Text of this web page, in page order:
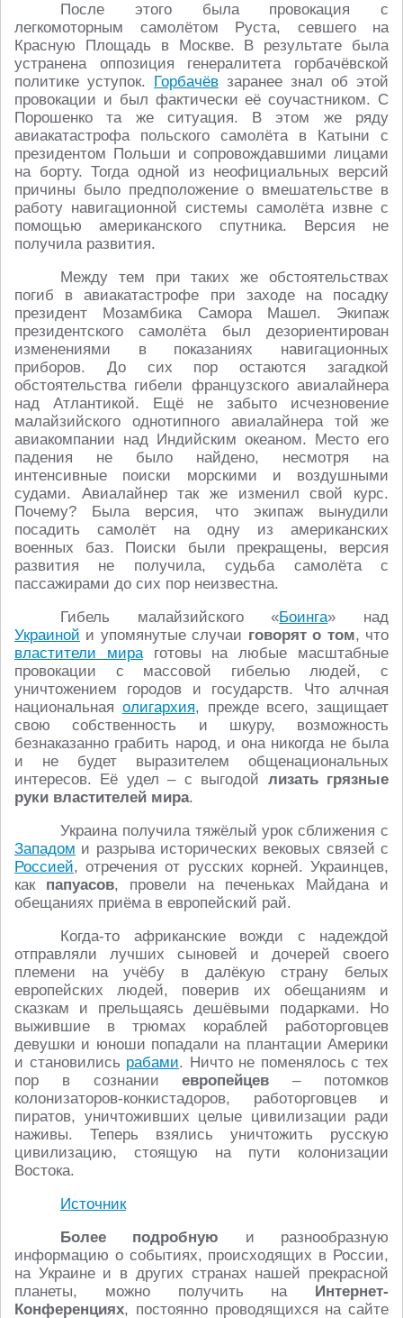
После этого была провокация с
легкомоторным самолётом Руста, севшего на
Красную Площадь в Москве. В результате была
устранена оппозиция генералитета горбачёвской
политике уступок. Горбачёв заранее знал об этой
провокации и был фактически её соучастником. С
Порошенко та же ситуация. В этом же ряду
авиакатастрофа польского самолёта в Катыни с
президентом Польши и сопровождавшими лицами
на борту. Тогда одной из неофициальных версий
причины было предположение о вмешательстве в
работу навигационной системы самолёта извне с
помощью американского спутника. Версия не
получила развития.
Между тем при таких же обстоятельствах
погиб в авиакатастрофе при заходе на посадку
президент Мозамбика Самора Машел. Экипаж
президентского самолёта был дезориентирован
изменениями в показаниях навигационных
приборов. До сих пор остаются загадкой
обстоятельства гибели французского авиалайнера
над Атлантикой. Ещё не забыто исчезновение
малайзийского однотипного авиалайнера той же
авиакомпании над Индийским океаном. Место его
падения не было найдено, несмотря на
интенсивные поиски морскими и воздушными
судами. Авиалайнер так же изменил свой курс.
Почему? Была версия, что экипаж вынудили
посадить самолёт на одну из американских
военных баз. Поиски были прекращены, версия
развития не получила, судьба самолёта с
пассажирами до сих пор неизвестна.
Гибель малайзийского «Боинга» над
Украиной и упомянутые случаи говорят о том, что
властители мираготовы на любые масштабные
провокации с массовой гибелью людей, с
уничтожением городов и государств. Что алчная
национальная олигархия, прежде всего, защищает
свою собственность и шкуру, возможность
безнаказанно грабить народ, и она никогда не была
и не будет выразителем общенациональных
интересов. Её удел – с выгодой лизать грязные
руки властителей мира.
Украина получила тяжёлый урок сближения с
Западом и разрыва исторических вековых связей с
Россией, отречения от русских корней. Украинцев,
как папуасов, провели на печеньках Майдана и
обещаниях приёма в европейский рай.
Когда-то африканские вожди с надеждой
отправляли лучших сыновей и дочерей своего
племени на учёбу в далёкую страну белых
европейских людей, поверив их обещаниям и
сказкам и прельщаясь дешёвыми подарками. Но
выжившие в трюмах кораблей работорговцев
девушки и юноши попадали на плантации Америки
и становились рабами. Ничто не поменялось с тех
пор в сознанииевропейцев – потомков
колонизаторов-конкистадоров, работорговцев и
пиратов, уничтоживших целые цивилизации ради
наживы. Теперь взялись уничтожить русскую
цивилизацию, стоящую на пути колонизации
Востока.
Источник
Более подробную и разнообразную
информацию о событиях, происходящих в России,
на Украине и в других странах нашей прекрасной
планеты, можно получить на Интернет-
Конференциях, постоянно проводящихся на сайте